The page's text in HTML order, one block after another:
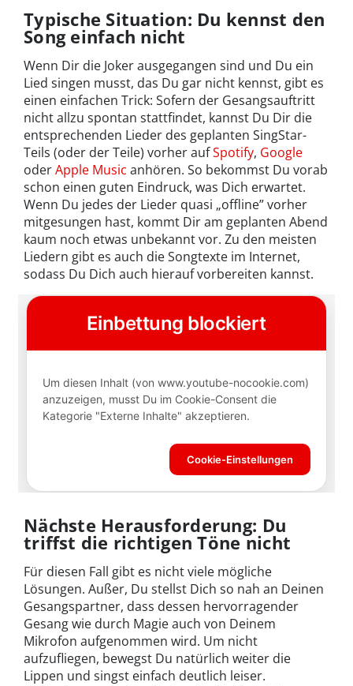
Typische Situation: Du kennst den
Song einfach nicht
Wenn Dir die Joker ausgegangen sind und Du ein
Lied singen musst, das Du gar nicht kennst, gibt es
einen einfachen Trick: Sofern der Gesangsauftritt
nicht allzu spontan stattfindet, kannst Du Dir die
entsprechenden Lieder des geplanten SingStar-
Teils (oder der Teile) vorher aufSpotify, Google
oderApple Music anhören. So bekommst Du vorab
schon einen guten Eindruck, was Dich erwartet.
Wenn Du jedes der Lieder quasi „offline” vorher
mitgesungen hast, kommt Dir am geplanten Abend
kaum noch etwas unbekannt vor. Zu den meisten
Liedern gibt es auch die Songtexte im Internet,
sodass Du Dich auch hierauf vorbereiten kannst.
Nächste Herausforderung: Du
triffst die richtigen Töne nicht
Für diesen Fall gibt es nicht viele mögliche
Lösungen. Außer, Du stellst Dich so nah an Deinen
Gesangspartner, dass dessen hervorragender
Gesang wie durch Magie auch von Deinem
Mikrofon aufgenommen wird. Um nicht
aufzufliegen, bewegst Du natürlich weiter die
Lippen und singst einfach deutlich leiser.